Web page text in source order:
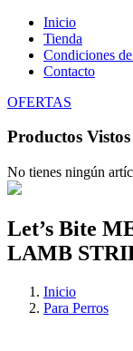
Inicio
Tienda
Condiciones
Contacto
OFERTAS
Productos Vistos
No tienes ningún
Let’s Bite
LAMB
Inicio
Para Perros